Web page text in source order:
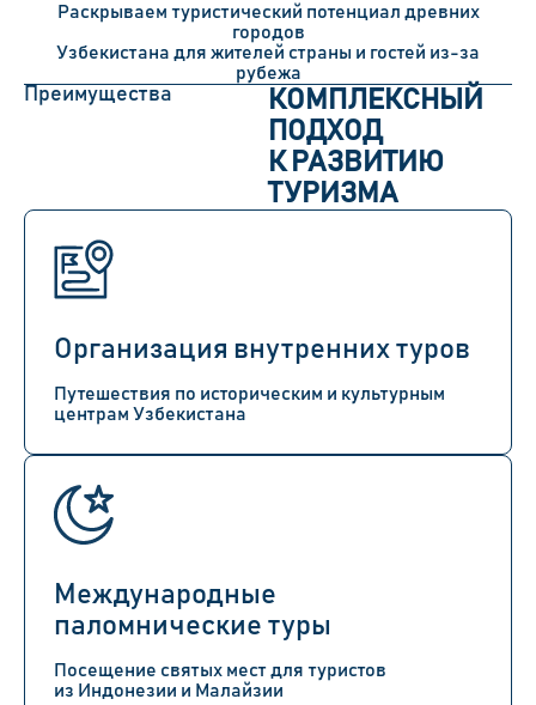
Раскрываем туристический потенциал древних
городов
Узбекистана для жителей страны и гостей из-за
рубежа
Преимущества
КОМПЛЕКСНЫЙ
ПОДХОД
К РАЗВИТИЮ
ТУРИЗМА
Организация внутренних туров
Путешествия по историческим и культурным
центрам Узбекистана
Международные
паломнические туры
Посещение святых мест для туристов
из Индонезии и Малайзии